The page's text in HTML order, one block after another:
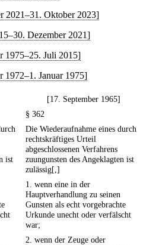
2021–31. Oktober 2023]
Dezember 2021]
1975–25. Juli 2015]
1972–1. Januar 1975]
[17. September 1965]
§ 362
ist
Die Wiederaufnahme eines durch
rechtskräftiges Urteil
abgeschlossenen Verfahrens
zuungunsten des Angeklagten ist
zulässig[,]
1. wenn eine in der
Hauptverhandlung zu seinen
Gunsten als echt vorgebrachte
Urkunde unecht oder verfälscht
war;
2. wenn der Zeuge oder